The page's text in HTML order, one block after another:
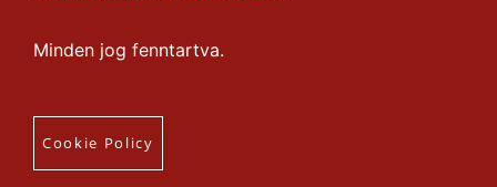
Minden jog fenntartva.
Cookie Policy